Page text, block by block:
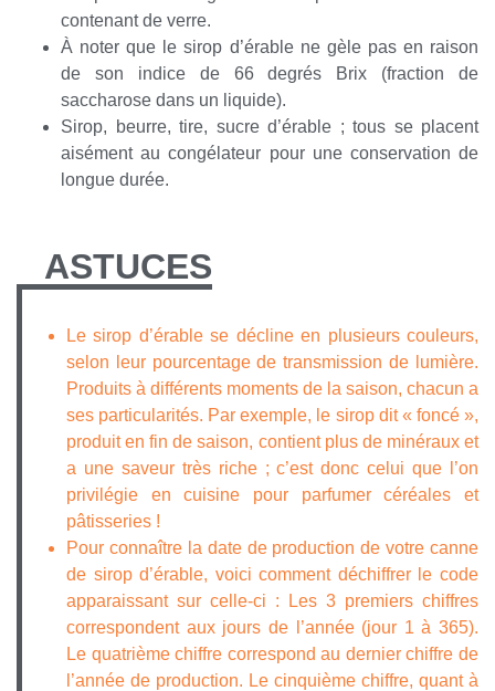
contenant de verre.
À noter que le sirop d’érable ne gèle pas en raison
de son indice de 66 degrés Brix (fraction de
saccharose dans un liquide).
Sirop, beurre, tire, sucre d’érable ; tous se placent
aisément au congélateur pour une conservation de
longue durée.
ASTUCES
Le sirop d’érable se décline en plusieurs couleurs,
selon leur pourcentage de transmission de lumière.
Produits à différents moments de la saison, chacun a
ses particularités. Par exemple, le sirop dit « foncé »,
produit en fin de saison, contient plus de minéraux et
a une saveur très riche ; c’est donc celui que l’on
privilégie en cuisine pour parfumer céréales et
pâtisseries !
Pour connaître la date de production de votre canne
de sirop d’érable, voici comment déchiffrer le code
apparaissant sur celle-ci : Les 3 premiers chiffres
correspondent aux jours de l’année (jour 1 à 365).
Le quatrième chiffre correspond au dernier chiffre de
l’année de production. Le cinquième chiffre, quant à